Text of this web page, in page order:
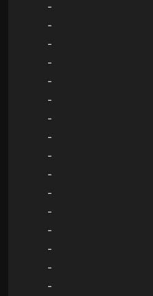
-
-
-
-
-
-
-
-
-
-
-
-
-
-
-
-